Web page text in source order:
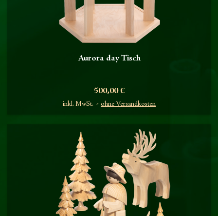
Aurora day Tisch
Preis
500,00 €
inkl. MwSt. ohne Versandkosten